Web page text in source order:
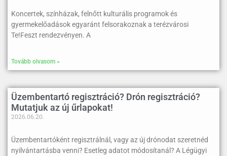
Koncertek, színházak, felnőtt kulturális programok és
gyermekelőadások egyaránt felsorakoznak a terézvárosi
Te!Feszt rendezvényen. A
Tovább olvasom »
Üzembentartó regisztráció? Drón regisztráció?
Mutatjuk az új űrlapokat!
2026.06.20.
Üzembentartóként regisztrálnál, vagy az új drónodat szeretnéd
nyilvántartásba venni? Esetleg adatot módosítanál? A Légügyi